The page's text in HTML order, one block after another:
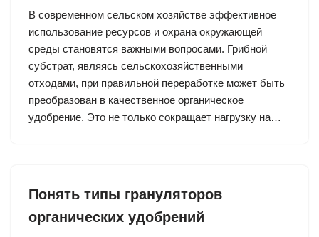
В современном сельском хозяйстве эффективное
использование ресурсов и охрана окружающей
среды становятся важными вопросами. Грибной
субстрат, являясь сельскохозяйственными
отходами, при правильной переработке может быть
преобразован в качественное органическое
удобрение. Это не только сокращает нагрузку на…
Понять типы грануляторов
органических удобрений